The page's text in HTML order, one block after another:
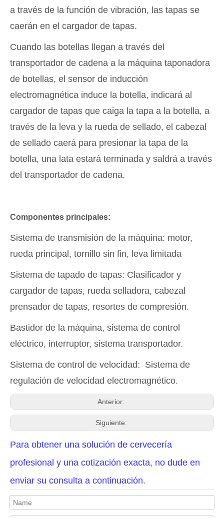
a través de la función de vibración, las tapas se
caerán en el cargador de tapas.
Cuando las botellas llegan a través del
transportador de cadena a la máquina taponadora
de botellas, el sensor de inducción
electromagnética induce la botella, indicará al
cargador de tapas que caiga la tapa a la botella, a
través de la leva y la rueda de sellado, el cabezal
de sellado caerá para presionar la tapa de la
botella, una lata estará terminada y saldrá a través
del transportador de cadena.
Componentes principales:
Sistema de transmisión de la máquina: motor,
rueda principal, tornillo sin fin, leva limitada
Sistema de tapado de tapas: Clasificador y
cargador de tapas, rueda selladora, cabezal
prensador de tapas, resortes de compresión.
Bastidor de la máquina, sistema de control
eléctrico, interruptor, sistema transportador.
Sistema de control de velocidad: Sistema de
regulación de velocidad electromagnético.
Anterior:
Siguiente:
Para obtener una solución de cervecería
profesional y una cotización exacta, no dude en
enviar su consulta a continuación.